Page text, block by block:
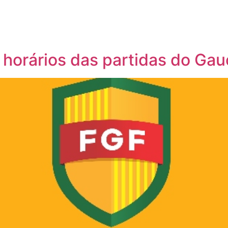
das partidas do